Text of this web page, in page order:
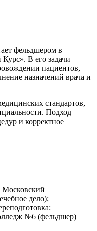
фельдшером в
В его задачи
пациентов,
назначений врача и
стандартов,
Подход
и корректное
Московский
дело);
№6 (фельдшер)